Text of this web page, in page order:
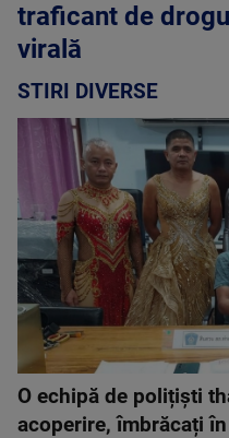
traficant de
virală
STIRI DIVERSE
O echipă de polițiști
acoperire, îmbrăcați